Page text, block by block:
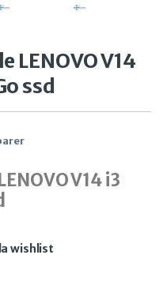
V14
ssd
V14 i3
wishlist